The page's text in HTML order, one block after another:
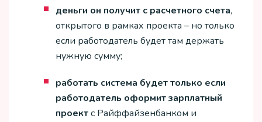
деньги он получит с расчетного счета,
открытого в рамках проекта – но только
если работодатель будет там держать
нужную сумму;
работать система будет только если
работодатель оформит зарплатный
проектс Райффайзенбанком и